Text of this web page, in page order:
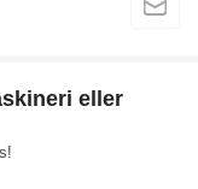
eller